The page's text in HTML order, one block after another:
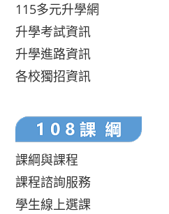
115多元升學網
升學考試資訊
升學進路資訊
各校獨招資訊
課綱與課程
課程諮詢服務
學生線上選課